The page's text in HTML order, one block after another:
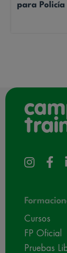
para Policía
Cursos
FP Oficial
Pruebas